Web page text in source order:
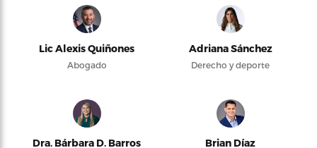
Lic Alexis Quiñones
Abogado
Adriana Sánchez
Derecho y deporte
Dra. Bárbara D. Barros Brian Díaz